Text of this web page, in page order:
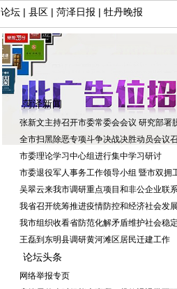
论坛 | 县区 | 菏泽日报 | 牡丹晚报
菏泽新闻
张新文主持召开市委常委会会议 研究部署
全市扫黑除恶专项斗争决战决胜动员会议
市委理论学习中心组进行集中学习研讨
市委退役军人事务工作领导小组 暨市双拥
吴翠云来我市调研重点项目和非公企业联
我省召开统筹推进疫情防控和经济社会发
我市组织收看省防范化解矛盾维护社会稳
王磊到东明县调研黄河滩区居民迁建工作
论坛头条
网络举报专页